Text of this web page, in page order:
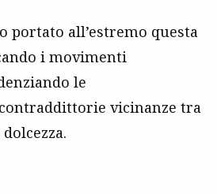
portato all’estremo questa
i movimenti
le
vicinanze tra